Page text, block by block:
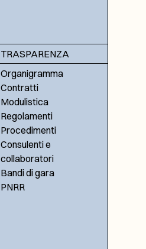
TRASPARENZA
Organigramma
Contratti
Modulistica
Regolamenti
Procedimenti
Consulenti e
collaboratori
Bandi di gara
PNRR